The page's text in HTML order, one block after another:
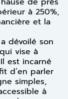
à 250%,
et la
dévoilé son
vise à
est incarné
d’en parler
simples,
à